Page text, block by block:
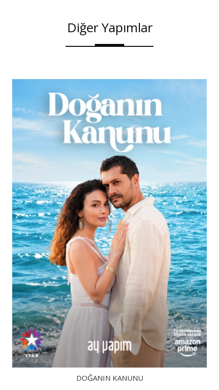
Diğer Yapımlar
DOĞANIN KANUNU